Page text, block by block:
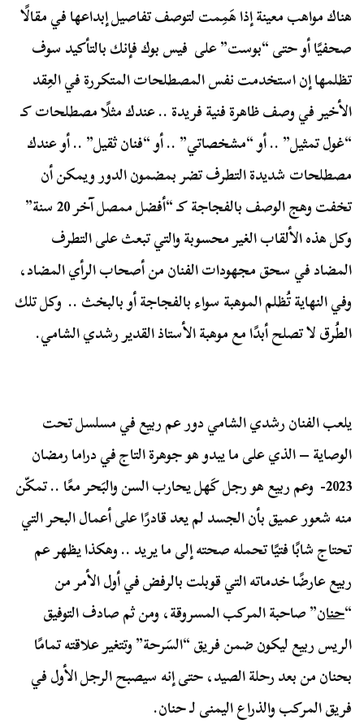
هناك مواهب معينة إذا هَمِمت لتوصف تفاصيل إبداعها في مقالًا
صحفيًا أو حتى “بوست” على فيس بوك فإنك بالتأكيد سوف
تظلمها إن استخدمت نفس المصطلحات المتكررة في العِقد
الأخير في وصف ظاهرة فنية فريدة .. عندك مثلًا مصطلحات كـ
“غول تمثيل” .. أو “مشخصاتي” .. أو “فنان ثقيل” .. أو عندك
مصطلحات شديدة التطرف تضر بمضمون الدور ويمكن أن
تخفت وهج الوصف بالفجاجة كـ “أفضل ممصل آخر 20 سنة”
وكل هذه الألقاب الغير محسوبة والتي تبعث على التطرف
المضاد في سحق مجهودات الفنان من أصحاب الرأي المضاد،
وفي النهاية تُظلم الموهبة سواء بالفجاجة أو بالبخث .. وكل تلك
الطُرق لا تصلح أبدًا مع موهبة الأستاذ القدير رشدي الشامي.
يلعب الفنان رشدي الشامي دور عم ربيع في مسلسل تحت
الوصاية – الذي على ما يبدو هو جوهرة التاج في دراما رمضان
2023- وعم ربيع هو رجل كَهل يحارب السن والبَحر معًا .. تمكّن
منه شعور عميق بأن الجسد لم يعد قادرًا على أعمال البحر التي
تحتاج شابًا فتيًا تحمله صحته إلى ما يريد .. وهكذا يظهر عم
ربيع عارضًا خدماته التي قوبلت بالرفض في أول الأمر من
“حنان” صاحبة المركب المسروقة، ومن ثم صادف التوفيق
الريس ربيع ليكون ضمن فريق “السَرحة” وتتغير علاقته تمامًا
بحنان من بعد رحلة الصيد، حتى إنه سيصبح الرجل الأول في
فريق المركب والذراع اليمنى لـ حنان.